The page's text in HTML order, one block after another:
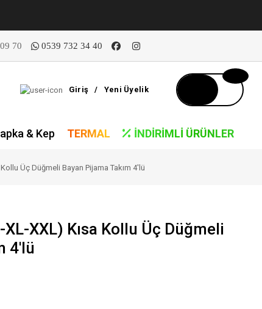
70 0539 732 34 40
Giriş / Yeni Üyelik
& Kep TERMAL İNDIRIMLI ÜRÜNLER
Üç Düğmeli Bayan Pijama Takım 4'lü
XXL) Kısa Kollu Üç Düğmeli
4'lü